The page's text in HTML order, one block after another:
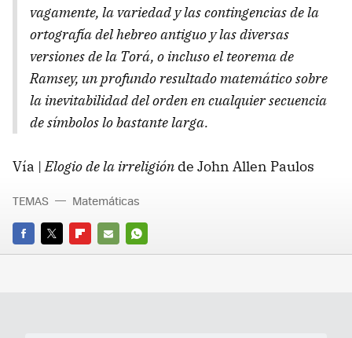
vagamente, la variedad y las contingencias de la
ortografía del hebreo antiguo y las diversas
versiones de la Torá, o incluso el teorema de
Ramsey, un profundo resultado matemático sobre
la inevitabilidad del orden en cualquier secuencia
de símbolos lo bastante larga.
Vía |Elogio de la irreligión de John Allen Paulos
FACEBOOK
TWITTERFLIPBOARD
E-
WHATSAPP
TEMAS Matemáticas